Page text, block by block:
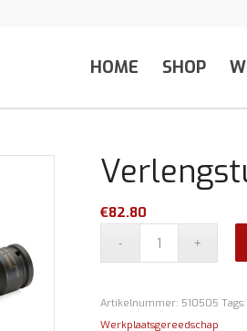
HOME SHOP
€82.80
Artikelnummer: 510505 Tags:
Werkplaatsgereedschap